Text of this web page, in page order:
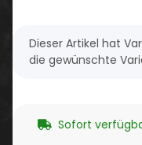
x
Dieser Artikel hat
die gewünschte
Sofort